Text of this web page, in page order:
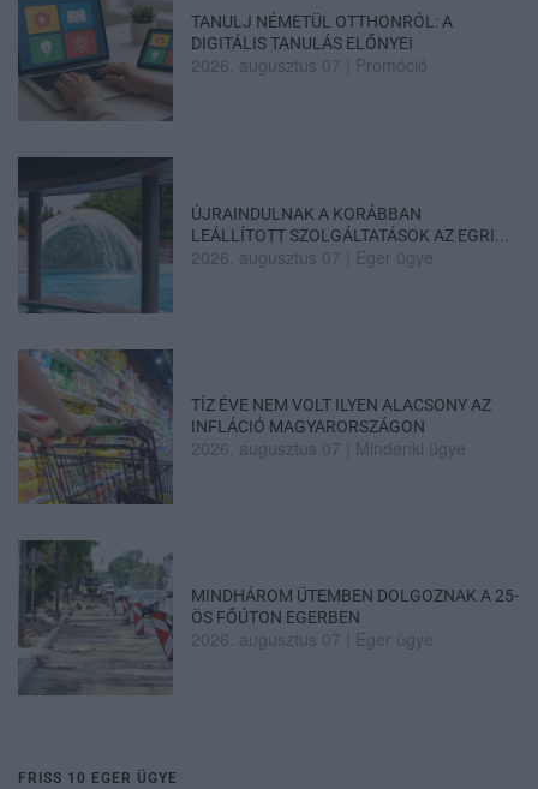
TANULJ NÉMETÜL OTTHONRÓL: A
DIGITÁLIS TANULÁS ELŐNYEI
2026. augusztus 07 Promóció
ÚJRAINDULNAK A KORÁBBAN
LEÁLLÍTOTT SZOLGÁLTATÁSOK AZ EGRI...
2026. augusztus 07 Eger ügye
TÍZ ÉVE NEM VOLT ILYEN ALACSONY AZ
INFLÁCIÓ MAGYARORSZÁGON
2026. augusztus 07 Mindenki ügye
MINDHÁROM ÜTEMBEN DOLGOZNAK A 25-
ÖS FŐÚTON EGERBEN
2026. augusztus 07 Eger ügye
FRISS 10 EGER ÜGYE